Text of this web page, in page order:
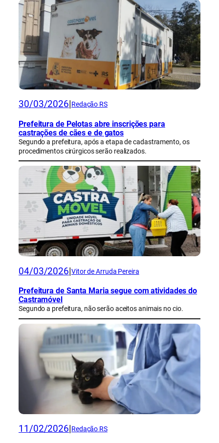
30/03/2026 Redação RS
Prefeitura de Pelotas abre inscrições para
castrações de cães e de gatos
Segundo a prefeitura, após a etapa de cadastramento, os
procedimentos cirúrgicos serão realizados.
04/03/2026 Vitor de Arruda Pereira
Prefeitura de Santa Maria segue com atividades do
Castramóvel
Segundo a prefeitura, não serão aceitos animais no cio.
11/02/2026 Redação RS